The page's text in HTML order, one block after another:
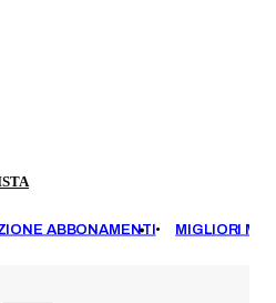
ABBONAMENTI MIGLIORI